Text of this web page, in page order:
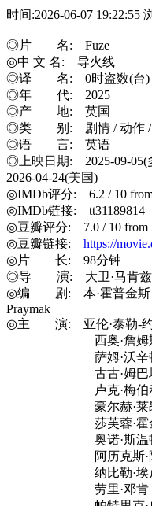
时间:2026-06-07 19:22:55
◎片 名: Fuze
◎中 文 名: 导火线
◎译 名: 0时盗数(台) /
◎年 代: 2025
◎产 地: 英国
◎类 别: 剧情 / 动作 / 悬
◎语 言: 英语
◎上映日期: 2025-09-05(
2026-04-24(美国)
◎IMDb评分: 6.2 / 10 from
◎IMDb链接: tt31189814
◎豆瓣评分: 7.0 / 10 from
◎豆瓣链接: https://
◎片 长: 98分钟
◎导 演: 大卫·马肯兹
◎编 剧: 本·霍普金斯
Praymak
◎主 演: 亚伦·泰勒-约翰
西奥·詹姆斯
萨姆·沃辛顿
古古·姆巴塔-劳
卢克·梅伯利
豪尔赫·莱昂·马丁
莎芙蓉·霍金
奥诺·斯温顿·伯恩
阿历克斯·阿诺
纳比勒·埃卢比
劳里·邓肯